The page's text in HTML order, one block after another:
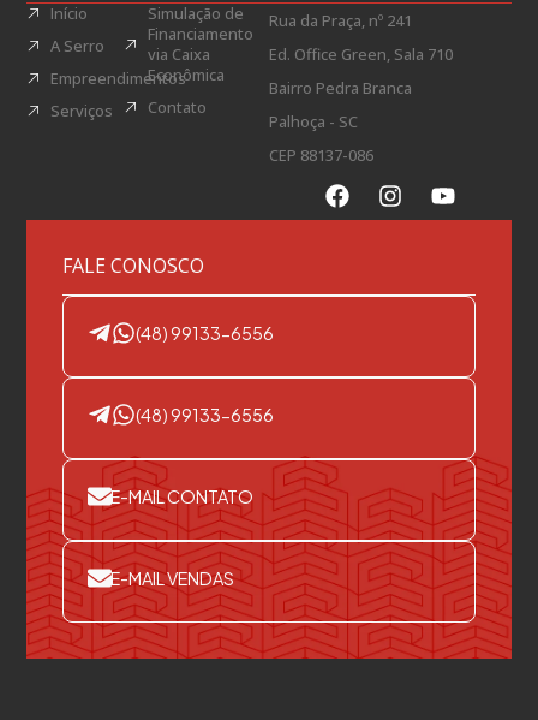
Início
A Serro
Empreendimentos
Serviços
Simulação de
Financiamento
via Caixa
Econômica
Contato
Rua da Praça, nº 241
Ed. Office Green, Sala 710
Bairro Pedra Branca
Palhoça - SC
CEP 88137-086
FALE CONOSCO
(48) 99133-6556
(48) 99133-6556
E-MAIL CONTATO
E-MAIL VENDAS